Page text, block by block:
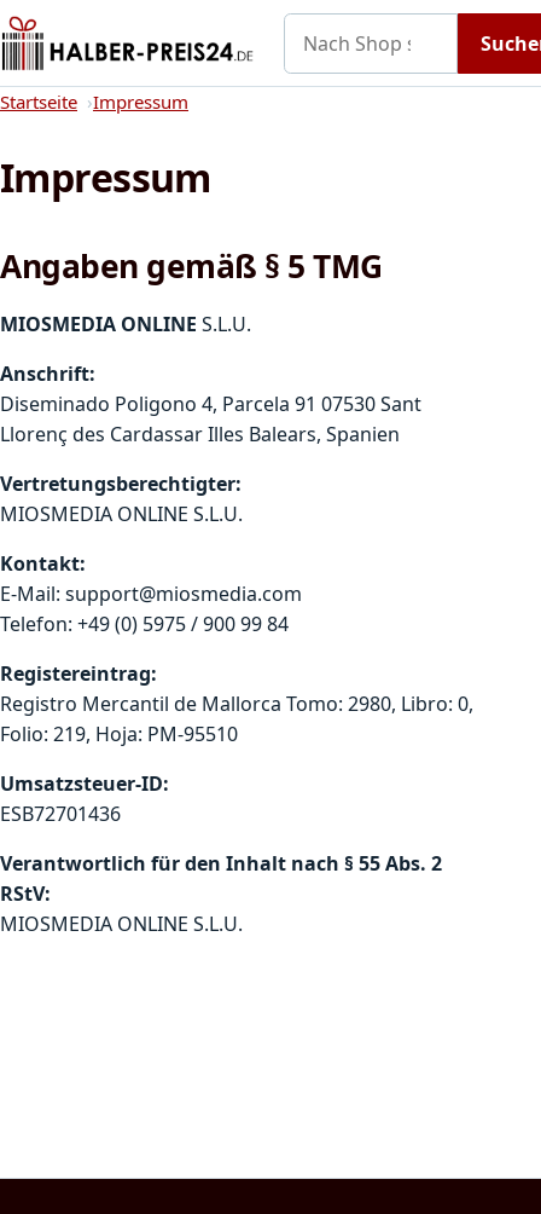
Startseite
GutscheineShops A–ZKategorien
Nach Shop suchen
Startseite Impressum
Impressum
Angaben gemäß § 5 TMG
MIOSMEDIA ONLINE S.L.U.
Anschrift:
Diseminado Poligono 4, Parcela 91 07530 Sant
Llorenç des Cardassar Illes Balears, Spanien
Vertretungsberechtigter:
MIOSMEDIA ONLINE S.L.U.
Kontakt:
E-Mail: support@miosmedia.com
Telefon: +49 (0) 5975 / 900 99 84
Registereintrag:
Registro Mercantil de Mallorca Tomo: 2980, Libro: 0,
Folio: 219, Hoja: PM-95510
Umsatzsteuer-ID:
ESB72701436
Verantwortlich für den Inhalt nach § 55 Abs. 2
RStV:
MIOSMEDIA ONLINE S.L.U.